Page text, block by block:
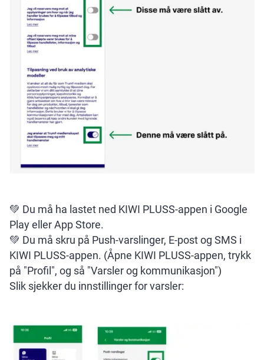
💚 Du må ha lastet ned KIWI PLUSS-appen i Google
Play eller App Store.
💚 Du må skru på Push-varslinger, E-post og SMS i
KIWI PLUSS-appen. (Åpne KIWI PLUSS-appen, trykk
på "Profil", og så "Varsler og kommunikasjon")
Slik sjekker du innstillinger for varsler: